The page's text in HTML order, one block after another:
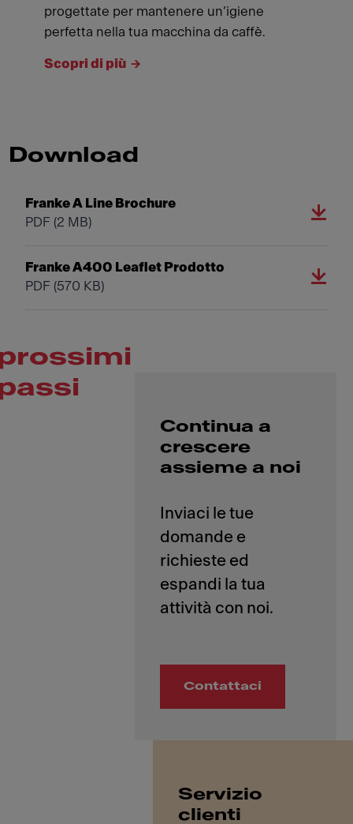
progettate per mantenere un’igiene
perfetta nella tua macchina da caffè.
Scopri di più
Download
Franke A Line Brochure
PDF (2 MB)
Franke A400 Leaflet Prodotto
PDF (570 KB)
Continua a
crescere
assieme a noi
Inviaci le tue
domande e
richieste ed
espandi la tua
Contattaci
Servizio
clienti